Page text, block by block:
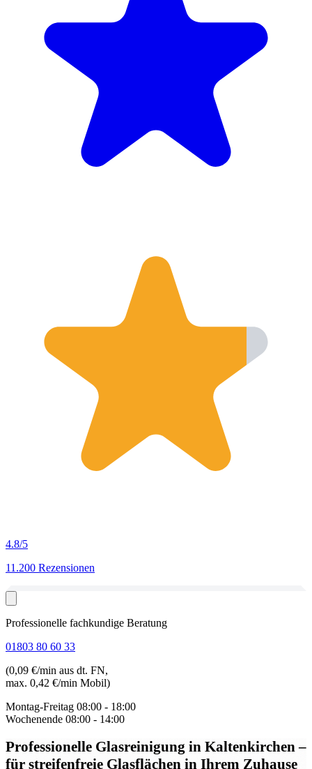
4.8/5
11.200 Rezensionen
Professionelle fachkundige Beratung
01803 80 60 33
(0,09 €/min aus dt. FN,
max. 0,42 €/min Mobil)
Montag-Freitag 08:00 - 18:00
Wochenende 08:00 - 14:00
Professionelle Glasreinigung in Kaltenkirchen–
für streifenfreie Glasflächen in Ihrem Zuhause